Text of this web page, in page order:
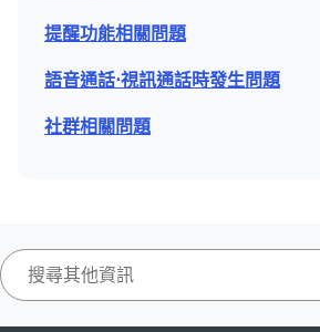
提醒功能相關問題
語音通話⋅視訊通話時發生問題
社群相關問題